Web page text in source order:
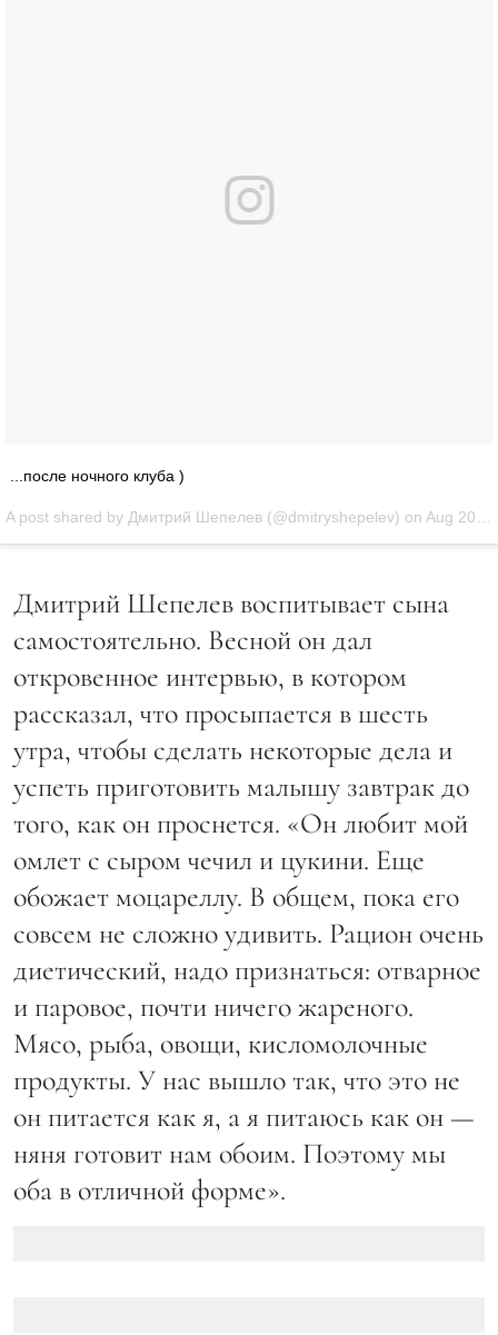
...после ночного клуба )
A post shared by Дмитрий Шепелев (@dmitryshepelev) on Aug 20, 2016 at 1:35am PDT
Дмитрий Шепелев воспитывает сына
самостоятельно. Весной он дал
откровенное интервью, в котором
рассказал, что просыпается в шесть
утра, чтобы сделать некоторые дела и
успеть приготовить малышу завтрак до
того, как он проснется. «Он любит мой
омлет с сыром чечил и цукини. Еще
обожает моцареллу. В общем, пока его
совсем не сложно удивить. Рацион очень
диетический, надо признаться: отварное
и паровое, почти ничего жареного.
Мясо, рыба, овощи, кисломолочные
продукты. У нас вышло так, что это не
он питается как я, а я питаюсь как он —
няня готовит нам обоим. Поэтому мы
оба в отличной форме».